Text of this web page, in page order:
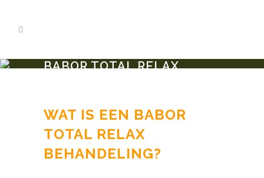
BABOR TOTAL RELAX
WAT IS EEN BABOR
TOTAL RELAX
BEHANDELING?